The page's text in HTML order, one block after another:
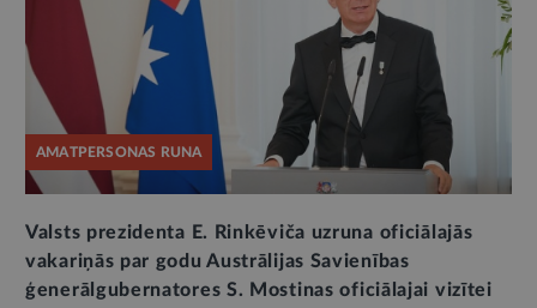
AMATPERSONAS RUNA
Valsts prezidenta E. Rinkēviča uzruna oficiālajās
vakariņās par godu Austrālijas Savienības
ģenerālgubernatores S. Mostinas oficiālajai vizītei